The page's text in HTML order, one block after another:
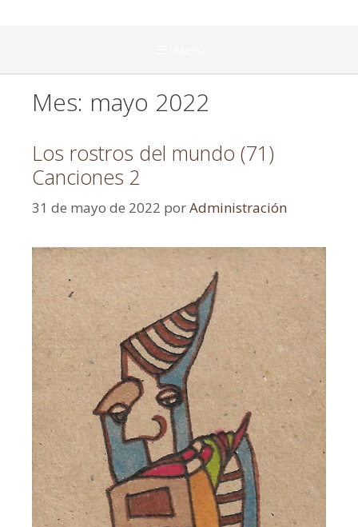
Mes: mayo 2022
Los rostros del mundo (71)
Canciones 2
31 de mayo de 2022 porAdministración